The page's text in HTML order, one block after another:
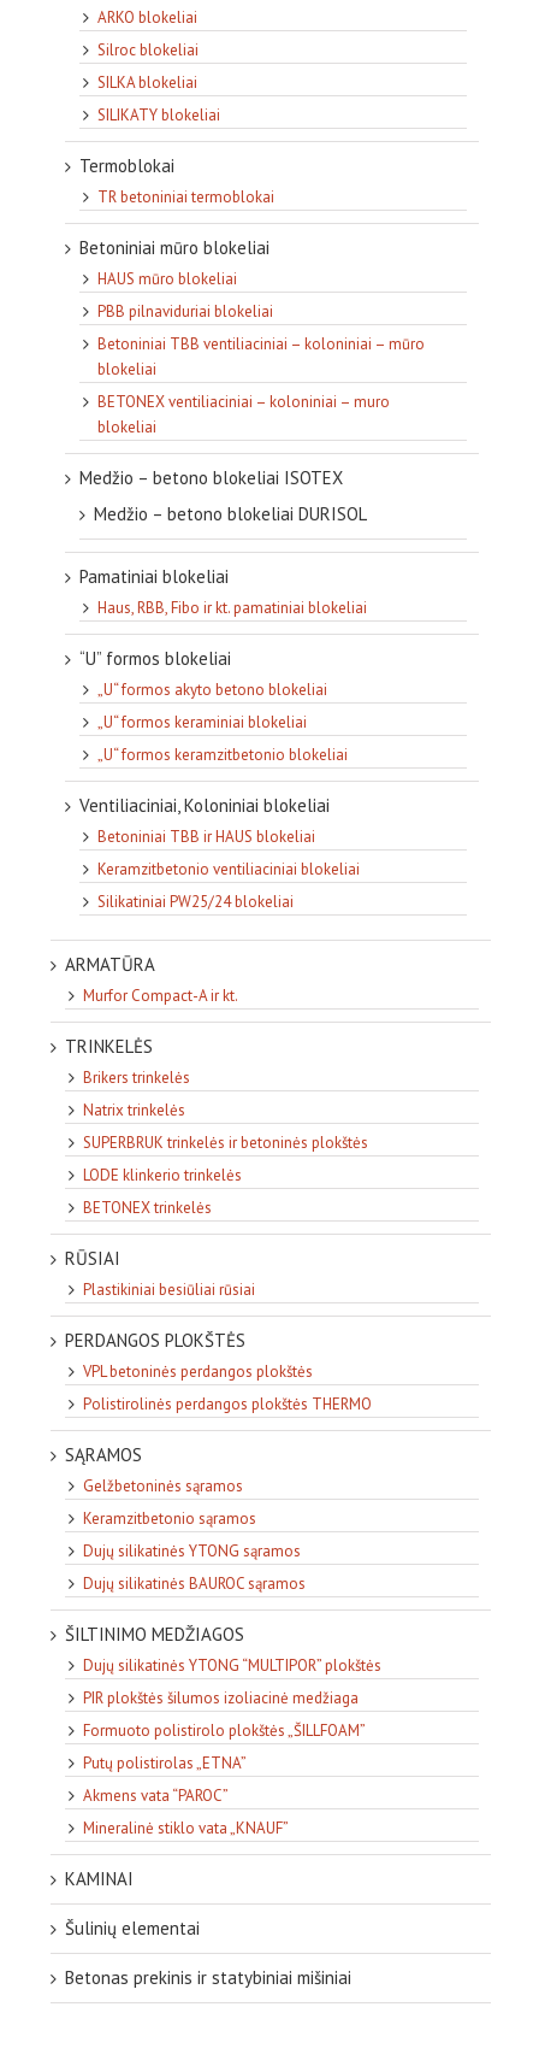
ARKO blokeliai
Silroc blokeliai
SILKA blokeliai
SILIKATY blokeliai
Termoblokai
TR betoniniai termoblokai
Betoniniai mūro blokeliai
HAUS mūro blokeliai
PBB pilnaviduriai blokeliai
Betoniniai TBB ventiliaciniai – koloniniai – mūro
blokeliai
BETONEX ventiliaciniai – koloniniai – muro
blokeliai
Medžio – betono blokeliai ISOTEX
Medžio – betono blokeliai DURISOL
Pamatiniai blokeliai
Haus, RBB, Fibo ir kt. pamatiniai blokeliai
“U” formos blokeliai
„U“ formos akyto betono blokeliai
„U“ formos keraminiai blokeliai
„U“ formos keramzitbetonio blokeliai
Ventiliaciniai, Koloniniai blokeliai
Betoniniai TBB ir HAUS blokeliai
Keramzitbetonio ventiliaciniai blokeliai
Silikatiniai PW25/24 blokeliai
ARMATŪRA
Murfor Compact-A ir kt.
TRINKELĖS
Brikers trinkelės
Natrix trinkelės
SUPERBRUK trinkelės ir betoninės plokštės
LODE klinkerio trinkelės
BETONEX trinkelės
RŪSIAI
Plastikiniai besiūliai rūsiai
PERDANGOS PLOKŠTĖS
VPL betoninės perdangos plokštės
Polistirolinės perdangos plokštės THERMO
SĄRAMOS
Gelžbetoninės sąramos
Keramzitbetonio sąramos
Dujų silikatinės YTONG sąramos
Dujų silikatinės BAUROC sąramos
ŠILTINIMO MEDŽIAGOS
Dujų silikatinės YTONG “MULTIPOR” plokštės
PIR plokštės šilumos izoliacinė medžiaga
Formuoto polistirolo plokštės „ŠILLFOAM”
Putų polistirolas „ETNA”
Akmens vata “PAROC”
Mineralinė stiklo vata „KNAUF”
KAMINAI
Šulinių elementai
Betonas prekinis ir statybiniai mišiniai